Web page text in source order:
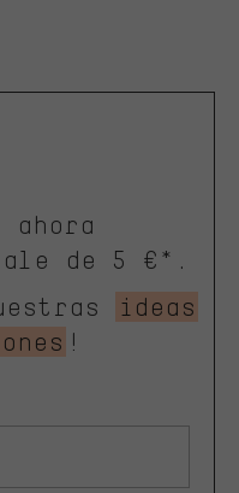
de 5 €*.
ideas
!